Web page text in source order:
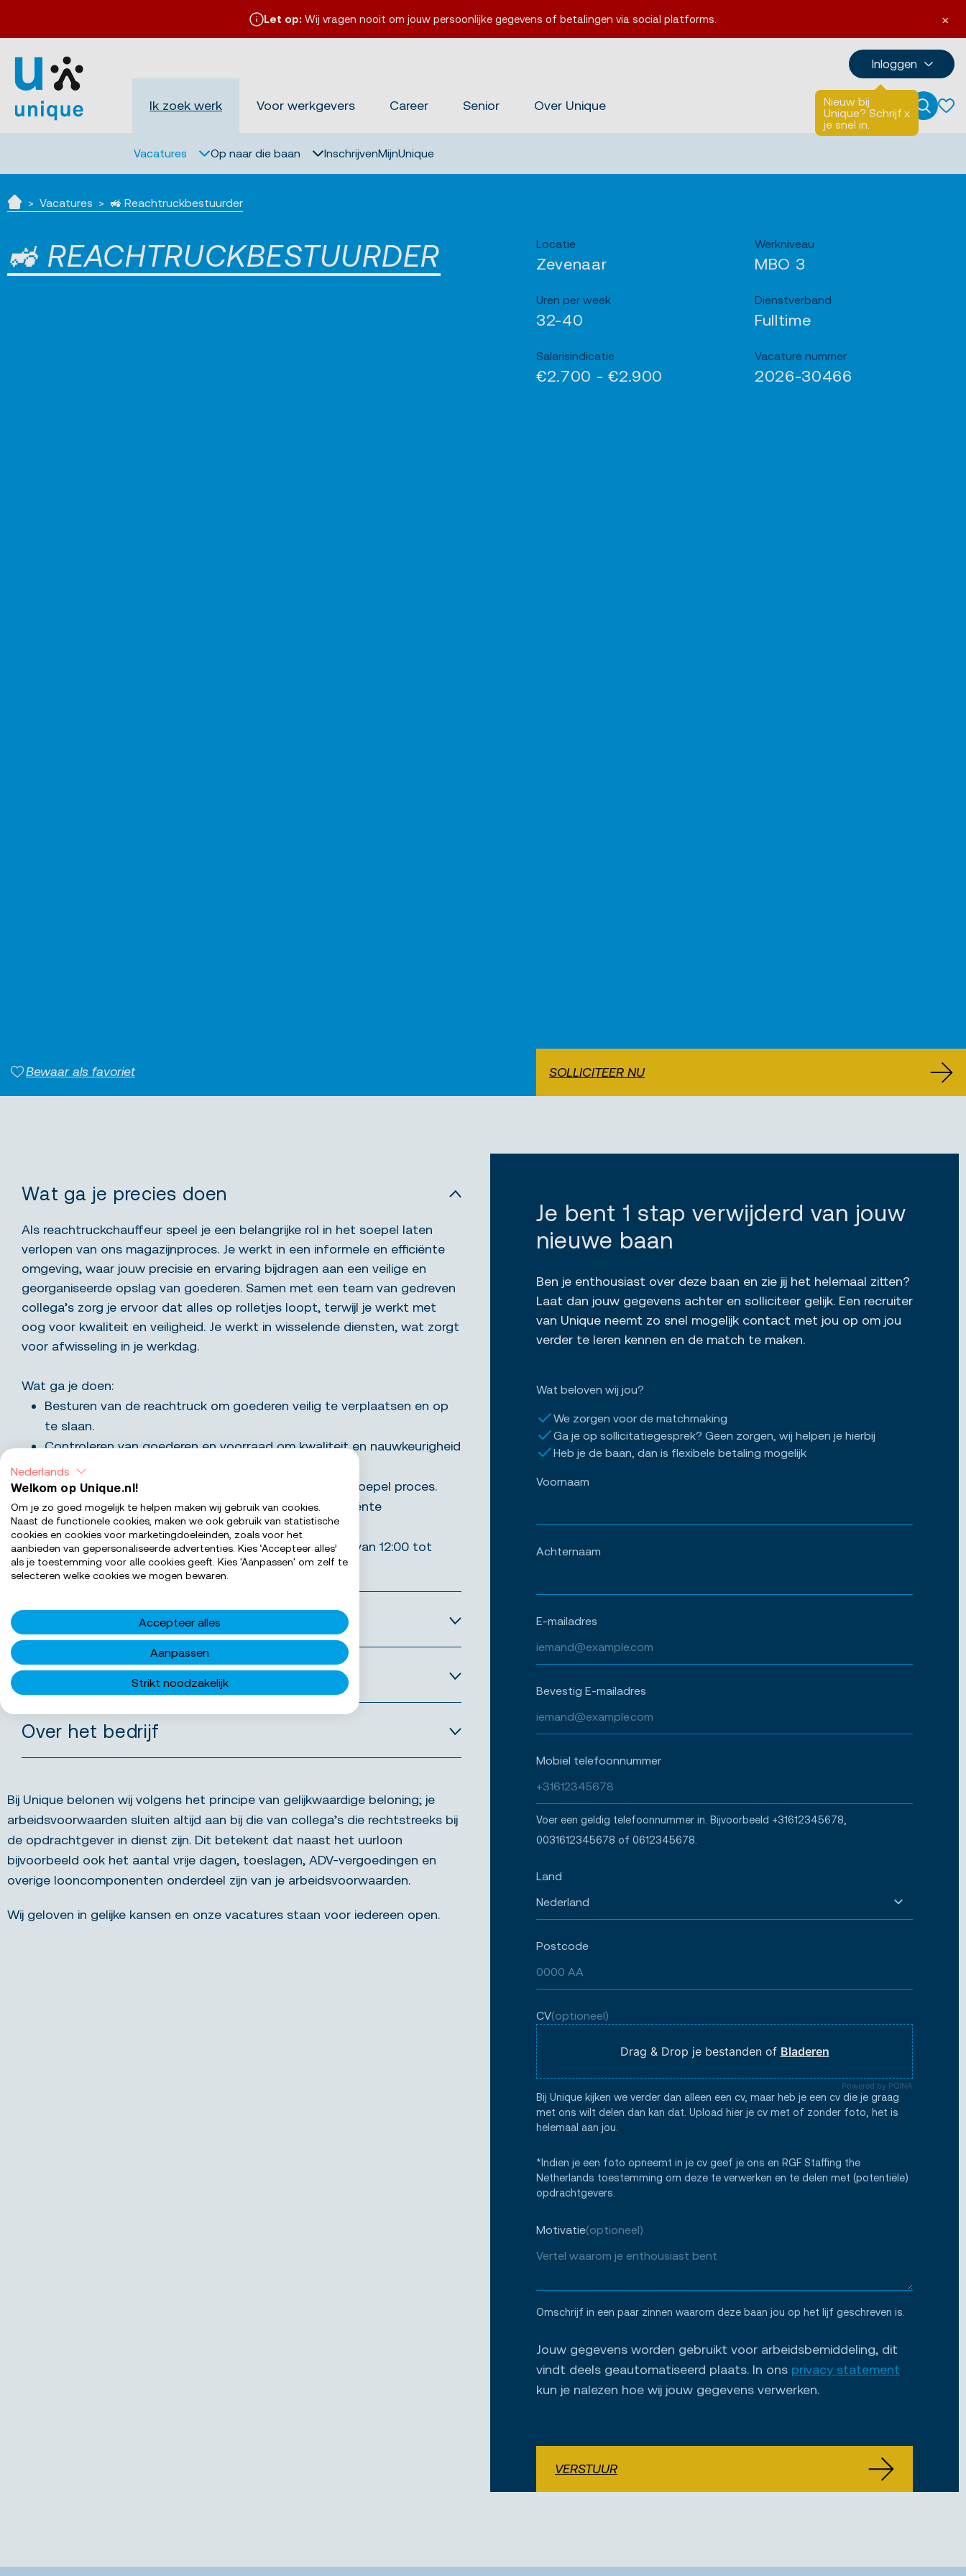
×
Let op: Wij vragen nooit om jouw persoonlijke gegevens of betalingen via social platforms.
Inloggen
Nieuw bij
Unique? Schrijf
je snel in.
x
Ik zoek werk Voor werkgevers Career Senior Over Unique English
Zoeken
Vacatures Op naar die baan InschrijvenMijnUnique
Vacatures 🚜 Reachtruckbestuurder
🚜 REACHTRUCKBESTUURDER Locatie
Zevenaar
Werkniveau
MBO 3
Uren per week
32-40
Dienstverband
Fulltime
Salarisindicatie
€2.700 - €2.900
Vacature nummer
2026-30466
Bewaar als favoriet SOLLICITEER NU
Wat ga je precies doen
Als reachtruckchauffeur speel je een belangrijke rol in het soepel laten
verlopen van ons magazijnproces. Je werkt in een informele en efficiënte
omgeving, waar jouw precisie en ervaring bijdragen aan een veilige en
georganiseerde opslag van goederen. Samen met een team van gedreven
collega’s zorg je ervoor dat alles op rolletjes loopt, terwijl je werkt met
oog voor kwaliteit en veiligheid. Je werkt in wisselende diensten, wat zorgt
voor afwisseling in je werkdag.
Wat ga je doen:
Besturen van de reachtruck om goederen veilig te verplaatsen en op
te slaan.
Controleren van goederen en voorraad om kwaliteit en nauwkeurigheid
te waarborgen.
Orderpicken en intern transport verzorgen voor een soepel proces.
Samenwerken met collega’s om een prettige en efficiënte
werkomgeving te creëren.
Werken in wisselende diensten van 6:00 tot 15:00 en van 12:00 tot
21:00 uur.
Wat bieden we jou
Functie-eisen
Over het bedrijf
Bij Unique belonen wij volgens het principe van gelijkwaardige beloning; je
arbeidsvoorwaarden sluiten altijd aan bij die van collega’s die rechtstreeks bij
de opdrachtgever in dienst zijn. Dit betekent dat naast het uurloon
bijvoorbeeld ook het aantal vrije dagen, toeslagen, ADV-vergoedingen en
overige looncomponenten onderdeel zijn van je arbeidsvoorwaarden.
Wij geloven in gelijke kansen en onze vacatures staan voor iedereen open.
Je bent 1 stap verwijderd van jouw
nieuwe baan
Ben je enthousiast over deze baan en zie jij het helemaal zitten?
Laat dan jouw gegevens achter en solliciteer gelijk. Een recruiter
van Unique neemt zo snel mogelijk contact met jou op om jou
verder te leren kennen en de match te maken.
Wat beloven wij jou?
We zorgen voor de matchmaking
Ga je op sollicitatiegesprek? Geen zorgen, wij helpen je hierbij
Heb je de baan, dan is flexibele betaling mogelijk
Voornaam
Achternaam
E-mailadres
Bevestig E-mailadres
Mobiel telefoonnummer
Voer een geldig telefoonnummer in. Bijvoorbeeld +31612345678,
0031612345678 of 0612345678.
Land
Postcode
CV(optioneel)
Powered by PQINA
Drag & Drop je bestanden of Bladeren
Bij Unique kijken we verder dan alleen een cv, maar heb je een cv die je graag
met ons wilt delen dan kan dat. Upload hier je cv met of zonder foto, het is
helemaal aan jou.
*Indien je een foto opneemt in je cv geef je ons en RGF Staffing the
Netherlands toestemming om deze te verwerken en te delen met (potentiële)
opdrachtgevers.
Motivatie(optioneel)
Omschrijf in een paar zinnen waarom deze baan jou op het lijf geschreven is.
Jouw gegevens worden gebruikt voor arbeidsbemiddeling, dit
vindt deels geautomatiseerd plaats. In ons privacy statement
kun je nalezen hoe wij jouw gegevens verwerken.
VERSTUUR
Nederlands
Welkom op Unique.nl!
Om je zo goed mogelijk te helpen maken wij gebruik van cookies.
Naast de functionele cookies, maken we ook gebruik van statistische
cookies en cookies voor marketingdoeleinden, zoals voor het
aanbieden van gepersonaliseerde advertenties. Kies ‘Accepteer alles’
als je toestemming voor alle cookies geeft. Kies 'Aanpassen' om zelf te
selecteren welke cookies we mogen bewaren.
Accepteer alles
Aanpassen
Strikt noodzakelijk